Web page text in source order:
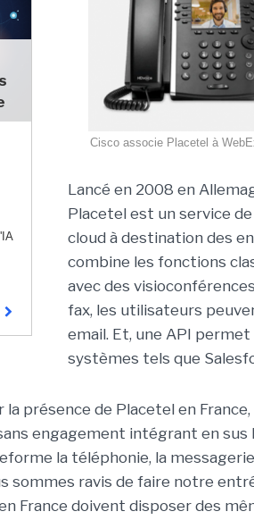
Cisco associe Placetel à
Lancé en 2008 en
Placetel est un service
cloud à destination des
combine les fonctions
avec des
fax, les utilisateurs
email. Et, une API
systèmes tels que
présence de Placetel en
engagement intégrant en
la téléphonie, la
sommes ravis de faire notre
France doivent disposer des